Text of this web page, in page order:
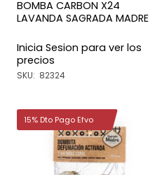
BOMBA CARBON X24
LAVANDA SAGRADA MADRE
Inicia Sesion para ver los
precios
SKU: 82324
15% Dto Pago Efvo